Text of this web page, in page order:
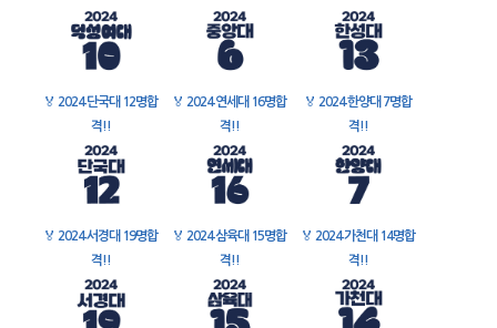
🏅 2024 단국대 12명합
격!!
🏅 2024 연세대 16명합
격!!
🏅 2024 한양대 7명합
격!!
🏅 2024 서경대 19명합
격!!
🏅 2024 삼육대 15명합
격!!
🏅 2024 가천대 14명합
격!!